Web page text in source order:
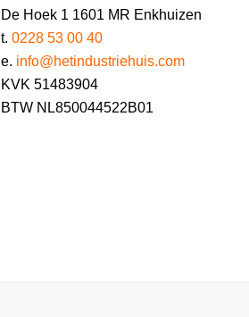
De Hoek 1 1601 MR Enkhuizen
t. 0228 53 00 40
e. info@hetindustriehuis.com
KVK 51483904
BTW NL850044522B01